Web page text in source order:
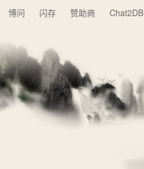
博问 闪存 赞助商 Chat2DB